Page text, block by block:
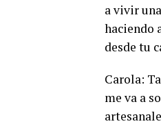
a vivir
haciendo
desde tu
Carola:
me va a